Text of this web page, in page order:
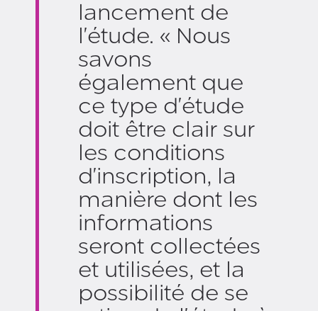
lancement de
l'étude. « Nous
savons
également que
ce type d'étude
doit être clair sur
les conditions
d'inscription, la
manière dont les
informations
seront collectées
et utilisées, et la
possibilité de se